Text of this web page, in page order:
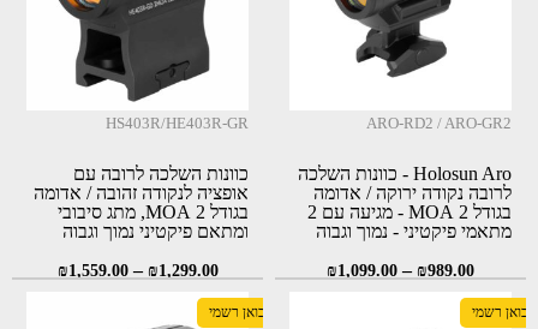
ARO-RD2 / ARO-GR2
Holosun Aro - כוונות השלכה
לרובה נקודה ירוקה / אדומה
בגודל 2 MOA - מגיעה עם 2
מתאמי פיקטיני - נמוך וגבוה
₪989.00
–
₪1,099.00
HS403R/HE403R-GR
כוונות השלכה לרובה עם
אופציה לנקודה זהובה / אדומה
בגודל 2 MOA, מתג סיבובי
ומתאם פיקטיני נמוך וגבוה
HE403R-GD)
₪1,299.00
–
₪1,559.00
יבואן רשמי יבואן רשמי